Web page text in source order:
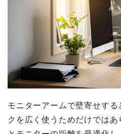
モニターアームで壁寄せす
クを広く使うためだけでは